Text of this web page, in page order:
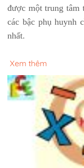
được một trung tâm
các bậc phụ huynh
nhất.
Xem thêm